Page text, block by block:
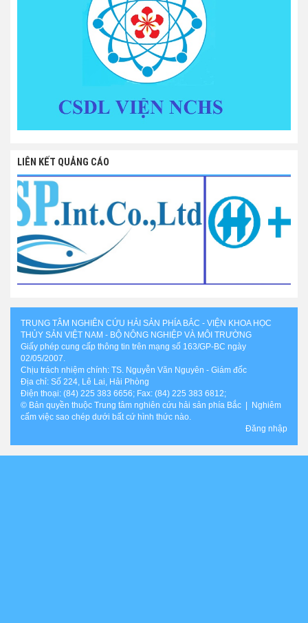
LIÊN KẾT QUẢNG CÁO
TRUNG TÂM NGHIÊN CỨU HẢI SẢN PHÍA BẮC - VIỆN KHOA HỌC
THỦY SẢN VIỆT NAM - BỘ NÔNG NGHIỆP VÀ MÔI TRƯỜNG
Giấy phép cung cấp thông tin trên mạng số 163/GP-BC ngày
02/05/2007.
Chịu trách nhiệm chính: TS. Nguyễn Văn Nguyên - Giám đốc
Địa chỉ: Số 224, Lê Lai, Hải Phòng
Điện thoại: (84) 225 383 6656; Fax: (84) 225 383 6812;
© Bản quyền thuộc Trung tâm nghiên cứu hải sản phía Bắc | Nghiêm
cấm việc sao chép dưới bất cứ hình thức nào.
Đăng nhập